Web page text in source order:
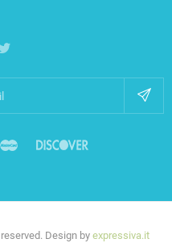
Design by expressiva.it